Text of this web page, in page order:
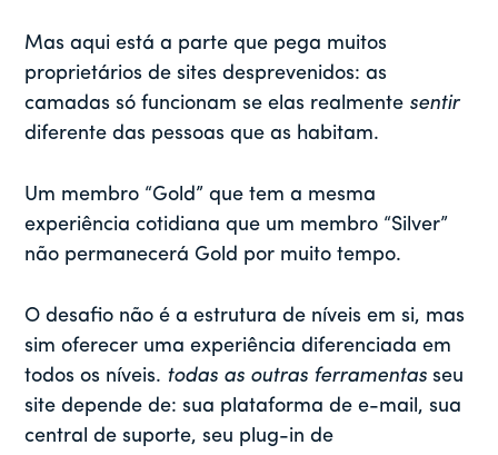
Mas aqui está a parte que pega muitos
proprietários de sites desprevenidos: as
camadas só funcionam se elas realmente sentir
diferente das pessoas que as habitam.
Um membro “Gold” que tem a mesma
experiência cotidiana que um membro “Silver”
não permanecerá Gold por muito tempo.
O desafio não é a estrutura de níveis em si, mas
sim oferecer uma experiência diferenciada em
todos os níveis. todas as outras ferramentasseu
site depende de: sua plataforma de e-mail, sua
central de suporte, seu plug-in de